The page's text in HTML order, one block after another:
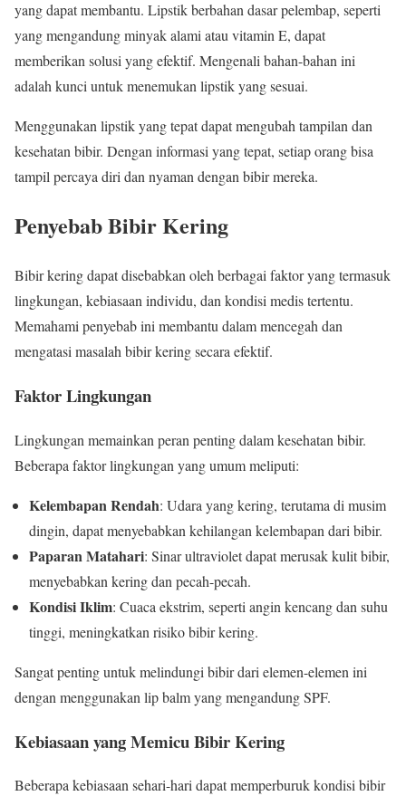
yang dapat membantu. Lipstik berbahan dasar pelembap, seperti
yang mengandung minyak alami atau vitamin E, dapat
memberikan solusi yang efektif. Mengenali bahan-bahan ini
adalah kunci untuk menemukan lipstik yang sesuai.
Menggunakan lipstik yang tepat dapat mengubah tampilan dan
kesehatan bibir. Dengan informasi yang tepat, setiap orang bisa
tampil percaya diri dan nyaman dengan bibir mereka.
Penyebab Bibir Kering
Bibir kering dapat disebabkan oleh berbagai faktor yang termasuk
lingkungan, kebiasaan individu, dan kondisi medis tertentu.
Memahami penyebab ini membantu dalam mencegah dan
mengatasi masalah bibir kering secara efektif.
Faktor Lingkungan
Lingkungan memainkan peran penting dalam kesehatan bibir.
Beberapa faktor lingkungan yang umum meliputi:
Kelembapan Rendah: Udara yang kering, terutama di musim
dingin, dapat menyebabkan kehilangan kelembapan dari bibir.
Paparan Matahari: Sinar ultraviolet dapat merusak kulit bibir,
menyebabkan kering dan pecah-pecah.
Kondisi Iklim: Cuaca ekstrim, seperti angin kencang dan suhu
tinggi, meningkatkan risiko bibir kering.
Sangat penting untuk melindungi bibir dari elemen-elemen ini
dengan menggunakan lip balm yang mengandung SPF.
Kebiasaan yang Memicu Bibir Kering
Beberapa kebiasaan sehari-hari dapat memperburuk kondisi bibir